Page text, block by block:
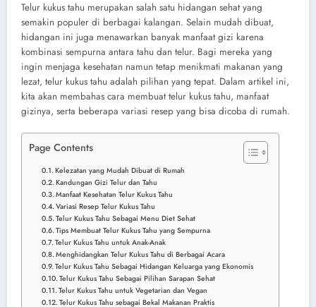
Telur kukus tahu merupakan salah satu hidangan sehat yang
semakin populer di berbagai kalangan. Selain mudah dibuat,
hidangan ini juga menawarkan banyak manfaat gizi karena
kombinasi sempurna antara tahu dan telur. Bagi mereka yang
ingin menjaga kesehatan namun tetap menikmati makanan yang
lezat, telur kukus tahu adalah pilihan yang tepat. Dalam artikel ini,
kita akan membahas cara membuat telur kukus tahu, manfaat
gizinya, serta beberapa variasi resep yang bisa dicoba di rumah.
Page Contents
Kelezatan yang Mudah Dibuat di Rumah
Kandungan Gizi Telur dan Tahu
Manfaat Kesehatan Telur Kukus Tahu
Variasi Resep Telur Kukus Tahu
Telur Kukus Tahu Sebagai Menu Diet Sehat
Tips Membuat Telur Kukus Tahu yang Sempurna
Telur Kukus Tahu untuk Anak-Anak
Menghidangkan Telur Kukus Tahu di Berbagai Acara
Telur Kukus Tahu Sebagai Hidangan Keluarga yang Ekonomis
Telur Kukus Tahu Sebagai Pilihan Sarapan Sehat
Telur Kukus Tahu untuk Vegetarian dan Vegan
Telur Kukus Tahu sebagai Bekal Makanan Praktis